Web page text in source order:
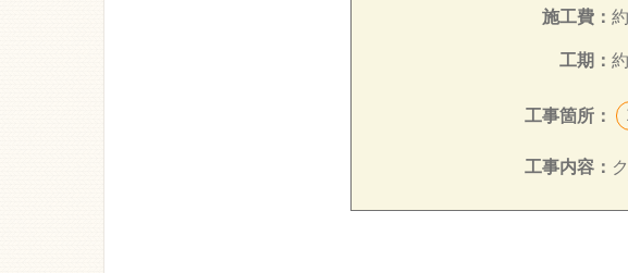
施工費：
工期：
工事箇所：
工事内容：